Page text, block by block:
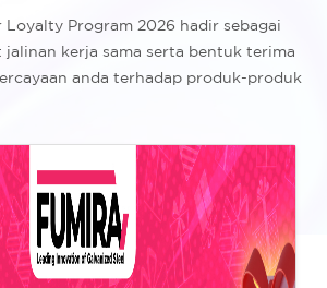
Loyalty Program 2026 hadir sebagai
kerja sama serta bentuk terima
anda terhadap produk-produk